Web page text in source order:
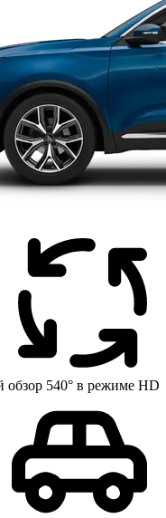
обзор 540° в режиме HD